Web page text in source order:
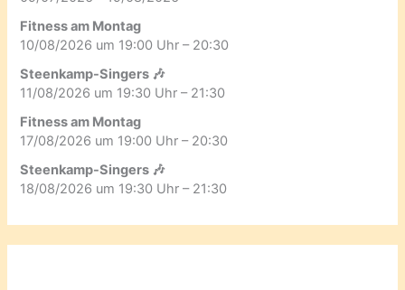
Fitness am Montag
10/08/2026 um 19:00 Uhr – 20:30
Steenkamp-Singers 🎶
11/08/2026 um 19:30 Uhr – 21:30
Fitness am Montag
17/08/2026 um 19:00 Uhr – 20:30
Steenkamp-Singers 🎶
18/08/2026 um 19:30 Uhr – 21:30